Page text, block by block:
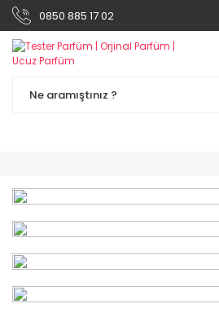
0850 885 17 02